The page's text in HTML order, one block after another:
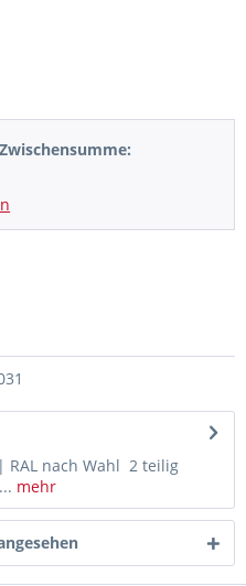
Zwischensumme:
RAL nach Wahl 2 teilig
mehr